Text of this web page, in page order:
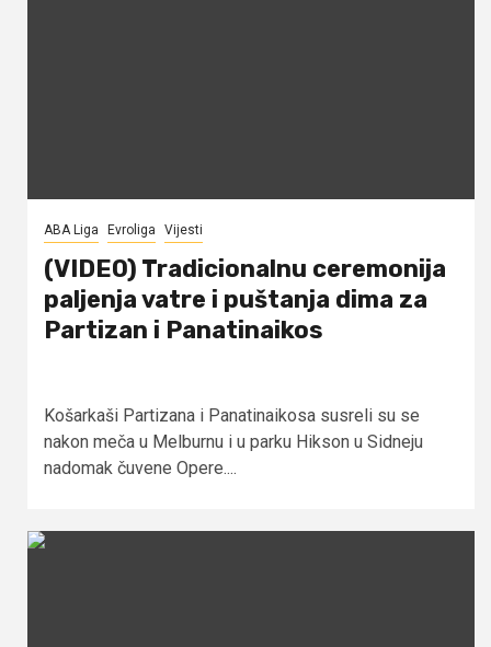
ABA Liga Evroliga Vijesti
(VIDEO) Tradicionalnu ceremonija
paljenja vatre i puštanja dima za
Partizan i Panatinaikos
Košarkaši Partizana i Panatinaikosa susreli su se
nakon meča u Melburnu i u parku Hikson u Sidneju
nadomak čuvene Opere....